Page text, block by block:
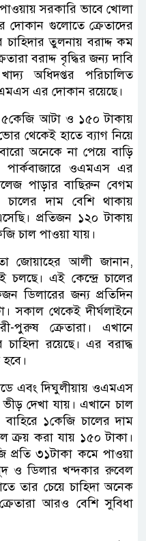
সরকারি ভাবে খোলা
গুলোতে ক্রেতাদের
চাহিদার তুলনায় বরাদ্দ কম
বরাদ্দ বৃদ্ধির জন্য দাবি
অধিদপ্তর পরিচালিত
এর দোকান রয়েছে।
আটা ও ১৫০ টাকায়
থেকেই হাতে ব্যাগ নিয়ে
অনেকে না পেয়ে বাড়ি
পার্কবাজারে ওএমএস এর
পাড়ার বাছিরুন বেগম
চালের দাম বেশি থাকায়
প্রতিজন ১২০ টাকায়
চাল পাওয়া যায়।
জোয়াহের আলী জানান,
চলছে। এই কেন্দ্রে চালের
ডিলারের জন্য প্রতিদিন
সকাল থেকেই দীর্ঘলাইনে
পুরুষ ক্রেতারা। এখানে
রয়েছে। এর বরাদ্ধ
এবং দিঘুলীয়ায় ওএমএস
দেখা যায়। এখানে চাল
১কেজি চালের দাম
ক্রয় করা যায় ১৫০ টাকা।
প্রতি ৩১টাকা কমে পাওয়া
ও ডিলার খন্দকার রুবেল
তার চেয়ে চাহিদা অনেক
আরও বেশি সুবিধা